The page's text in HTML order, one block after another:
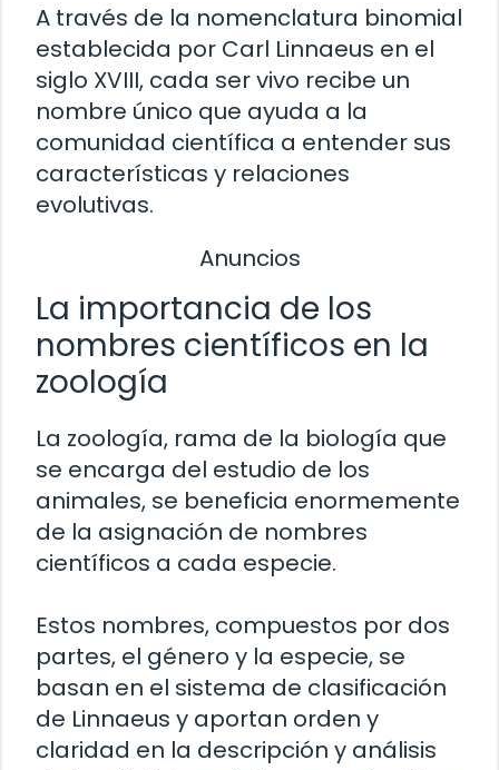
A través de la nomenclatura binomial
establecida por Carl Linnaeus en el
siglo XVIII, cada ser vivo recibe un
nombre único que ayuda a la
comunidad científica a entender sus
características y relaciones
evolutivas.
Anuncios
La importancia de los
nombres científicos en la
zoología
La zoología, rama de la biología que
se encarga del estudio de los
animales, se beneficia enormemente
de la asignación de nombres
científicos a cada especie.
Estos nombres, compuestos por dos
partes, el género y la especie, se
basan en el sistema de clasificación
de Linnaeus y aportan orden y
claridad en la descripción y análisis